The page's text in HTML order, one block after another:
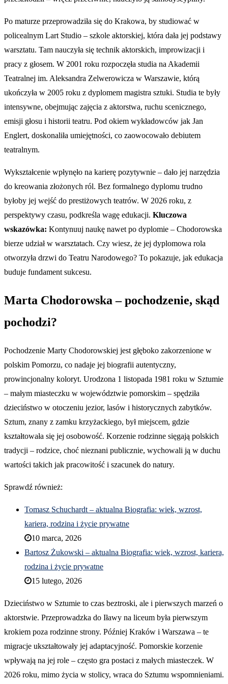
Po maturze przeprowadziła się do Krakowa, by studiować w
policealnym Lart Studio – szkole aktorskiej, która dała jej podstawy
warsztatu. Tam nauczyła się technik aktorskich, improwizacji i
pracy z głosem. W 2001 roku rozpoczęła studia na Akademii
Teatralnej im. Aleksandra Zelwerowicza w Warszawie, którą
ukończyła w 2005 roku z dyplomem magistra sztuki. Studia te były
intensywne, obejmując zajęcia z aktorstwa, ruchu scenicznego,
emisji głosu i historii teatru. Pod okiem wykładowców jak Jan
Englert, doskonaliła umiejętności, co zaowocowało debiutem
teatralnym.
Wykształcenie wpłynęło na karierę pozytywnie – dało jej narzędzia
do kreowania złożonych ról. Bez formalnego dyplomu trudno
byłoby jej wejść do prestiżowych teatrów. W 2026 roku, z
perspektywy czasu, podkreśla wagę edukacji. Kluczowa
wskazówka: Kontynuuj naukę nawet po dyplomie – Chodorowska
bierze udział w warsztatach. Czy wiesz, że jej dyplomowa rola
otworzyła drzwi do Teatru Narodowego? To pokazuje, jak edukacja
buduje fundament sukcesu.
Marta Chodorowska – pochodzenie, skąd
pochodzi?
Pochodzenie Marty Chodorowskiej jest głęboko zakorzenione w
polskim Pomorzu, co nadaje jej biografii autentyczny,
prowincjonalny koloryt. Urodzona 1 listopada 1981 roku w Sztumie
– małym miasteczku w województwie pomorskim – spędziła
dzieciństwo w otoczeniu jezior, lasów i historycznych zabytków.
Sztum, znany z zamku krzyżackiego, był miejscem, gdzie
kształtowała się jej osobowość. Korzenie rodzinne sięgają polskich
tradycji – rodzice, choć nieznani publicznie, wychowali ją w duchu
wartości takich jak pracowitość i szacunek do natury.
Sprawdź również:
Tomasz Schuchardt – aktualna Biografia: wiek, wzrost,
kariera, rodzina i życie prywatne
10 marca, 2026
Bartosz Żukowski – aktualna Biografia: wiek, wzrost, kariera,
rodzina i życie prywatne
15 lutego, 2026
Dzieciństwo w Sztumie to czas beztroski, ale i pierwszych marzeń o
aktorstwie. Przeprowadzka do Iławy na liceum była pierwszym
krokiem poza rodzinne strony. Później Kraków i Warszawa – te
migracje ukształtowały jej adaptacyjność. Pomorskie korzenie
wpływają na jej role – często gra postaci z małych miasteczek. W
2026 roku, mimo życia w stolicy, wraca do Sztumu wspomnieniami.